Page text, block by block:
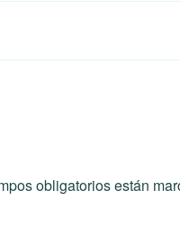
obligatorios están